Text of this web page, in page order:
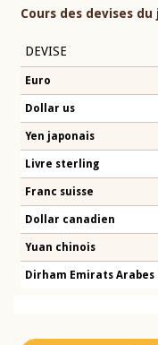
Cours des devises
DEVISE
Euro
Dollar us
Yen japonais
Livre sterling
Franc suisse
Dollar canadien
Yuan chinois
Dirham Emirats Arabes